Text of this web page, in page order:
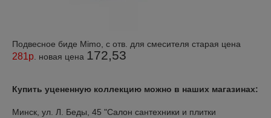
Подвесное биде Mimo, с отв. для смесителя старая цена
281р . новая цена 172,53
Купить уцененную коллекцию можно в наших магазинах:
Минск, ул. Л. Беды, 45 "Салон сантехники и плитки